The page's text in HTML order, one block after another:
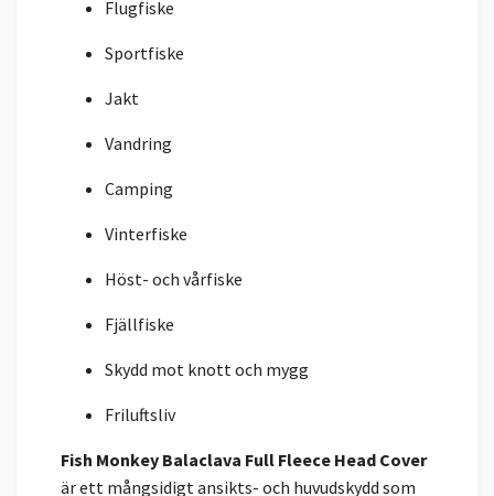
Flugfiske
Sportfiske
Jakt
Vandring
Camping
Vinterfiske
Höst- och vårfiske
Fjällfiske
Skydd mot knott och mygg
Friluftsliv
Fish Monkey Balaclava Full Fleece Head Cover
är ett mångsidigt ansikts- och huvudskydd som